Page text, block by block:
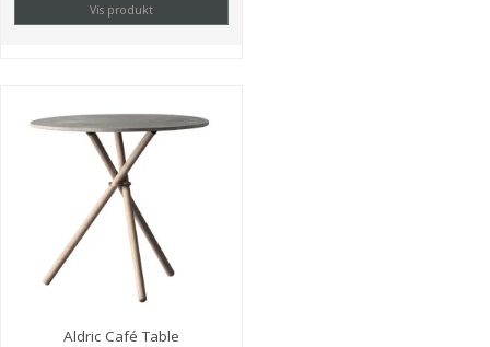
Vis produkt
Aldric Café Table